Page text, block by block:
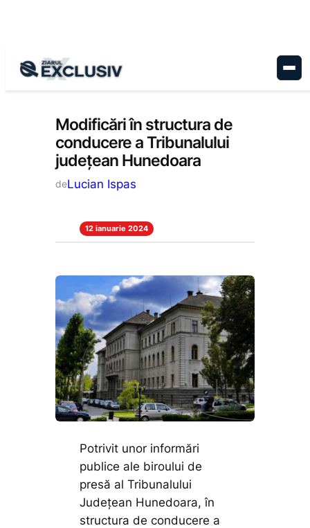
Stiri la zi
Modificări în structura de
conducere a Tribunalului
județean Hunedoara
deLucian Ispas
12 ianuarie 2024
Potrivit unor informări
publice ale biroului de
presă al Tribunalului
Județean Hunedoara, în
structura de conducere a